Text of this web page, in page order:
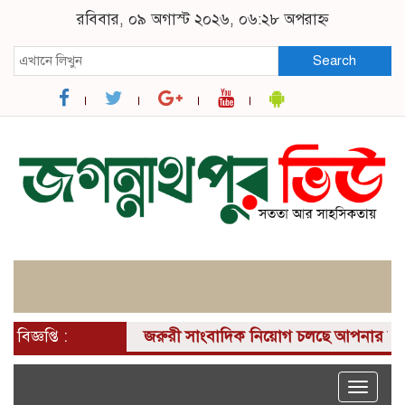
রবিবার, ০৯ অগাস্ট ২০২৬, ০৬:২৮ অপরাহ্ন
Search
বিজ্ঞপ্তি : জরুরী সাংবাদিক নিয়োগ চলছে আপনার কাছে
Toggle